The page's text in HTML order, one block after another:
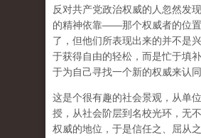
反对共产党政治权威的人忽然发
的精神依靠——那个权威者的位
了，但他们所表现出来的并不是
于获得自由的轻松，而是忙于填
于为自己寻找一个新的权威来认同
这是个很有趣的社会景观，从单
授，从社会阶层到名校光环，无
权威的地位，于是信任之、屈从之